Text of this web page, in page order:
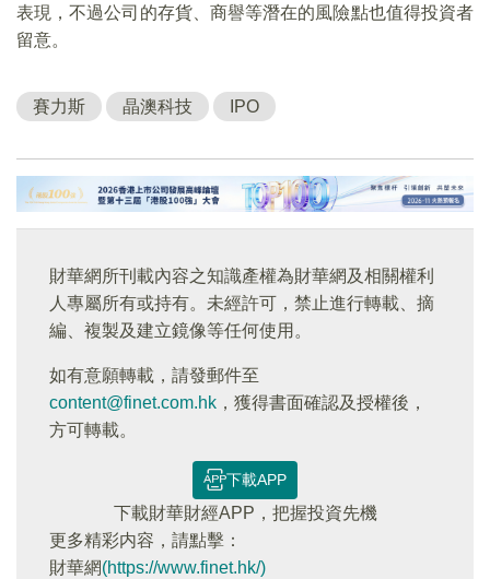
表現，不過公司的存貨、商譽等潛在的風險點也值得投資者
留意。
賽力斯 晶澳科技 IPO
財華網所刊載內容之知識產權為財華網及相關權利
人專屬所有或持有。未經許可，禁止進行轉載、摘
編、複製及建立鏡像等任何使用。
如有意願轉載，請發郵件至
content@finet.com.hk ，獲得書面確認及授權後，
方可轉載。
下載APP
下載財華財經APP，把握投資先機
更多精彩内容，請點擊：
財華網(https://www.finet.hk/)